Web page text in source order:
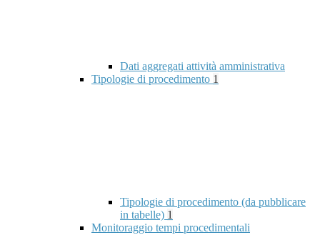
Dati aggregati attività amministrativa
Tipologie di procedimento 1
Tipologie di procedimento (da pubblicare
in tabelle) 1
Monitoraggio tempi procedimentali